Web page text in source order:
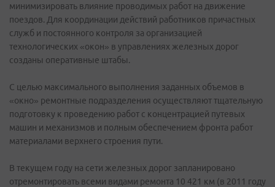
минимизировать влияние проводимых работ на движение
поездов. Для координации действий работников причастных
служб и постоянного контроля за организацией
технологических «окон» в управлениях железных дорог
созданы оперативные штабы.
С целью максимального выполнения заданных объемов в
«окно» ремонтные подразделения осуществляют тщательную
подготовку к проведению работ с концентрацией путевых
машин и механизмов и полным обеспечением фронта работ
материалами верхнего строения пути.
В текущем году на сети железных дорог запланировано
отремонтировать всеми видами ремонта 10 421 км (в 2011 году